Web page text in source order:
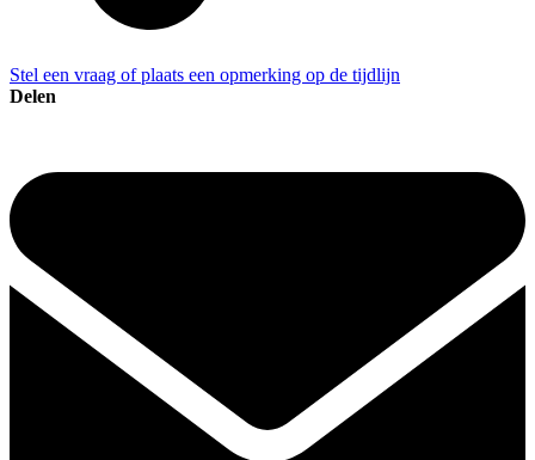
Stel een vraag of plaats een opmerking op de tijdlijn
Delen